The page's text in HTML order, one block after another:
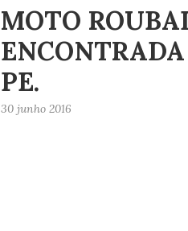
MOTO
PE.
30 junho 2016